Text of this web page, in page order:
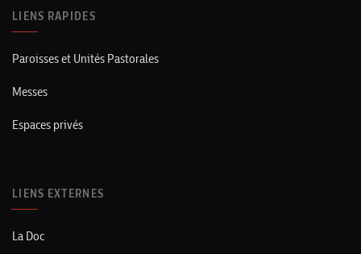
LIENS RAPIDES
Paroisses et Unités Pastorales
Messes
Espaces privés
LIENS EXTERNES
La Doc